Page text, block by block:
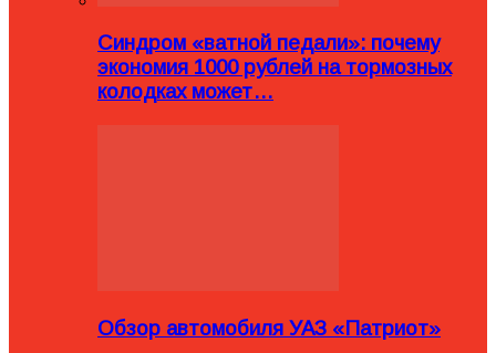
Синдром «ватной педали»: почему
экономия 1000 рублей на тормозных
колодках может…
Обзор автомобиля УАЗ «Патриот»